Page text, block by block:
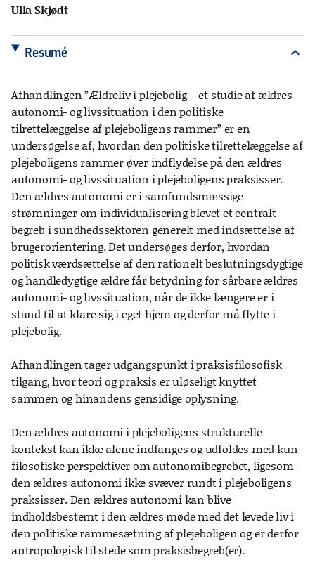
Ulla Skjødt
Resumé expand_more
Afhandlingen ”Ældreliv i plejebolig – et studie af ældres
autonomi- og livssituation i den politiske
tilrettelæggelse af plejeboligens rammer” er en
undersøgelse af, hvordan den politiske tilrettelæggelse af
plejeboligens rammer øver indflydelse på den ældres
autonomi- og livssituation i plejeboligens praksisser.
Den ældres autonomi er i samfundsmæssige
strømninger om individualisering blevet et centralt
begreb i sundhedssektoren generelt med indsættelse af
brugerorientering. Det undersøges derfor, hvordan
politisk værdsættelse af den rationelt beslutningsdygtige
og handledygtige ældre får betydning for sårbare ældres
autonomi- og livssituation, når de ikke længere er i
stand til at klare sig i eget hjem og derfor må flytte i
plejebolig.
Afhandlingen tager udgangspunkt i praksisfilosofisk
tilgang, hvor teori og praksis er uløseligt knyttet
sammen og hinandens gensidige oplysning.
Den ældres autonomi i plejeboligens strukturelle
kontekst kan ikke alene indfanges og udfoldes med kun
filosofiske perspektiver om autonomibegrebet, ligesom
den ældres autonomi ikke svæver rundt i plejeboligens
praksisser. Den ældres autonomi kan blive
indholdsbestemt i den ældres møde med det levede liv i
den politiske rammesætning af plejeboligen og er derfor
antropologisk til stede som praksisbegreb(er).